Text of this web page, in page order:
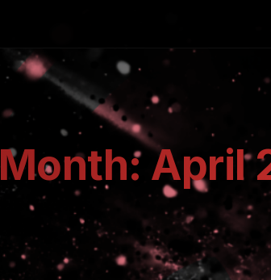
Month:April